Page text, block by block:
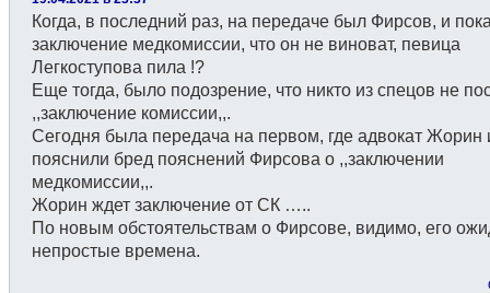
Когда, в последний раз, на передаче был Фирсов, и
заключение медкомиссии, что он не виноват, певица
Легкоступова пила !?
Еще тогда, было подозрение, что никто из спецов не
,,заключение комиссии,,.
Сегодня была передача на первом, где адвокат Жорин
пояснили бред пояснений Фирсова о ,,заключении
медкомиссии,,.
Жорин ждет заключение от СК …..
По новым обстоятельствам о Фирсове, видимо, его
непростые времена.